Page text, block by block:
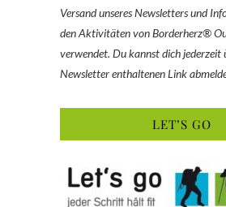
Versand unseres Newsletters und
den Aktivitäten von Borderherz®
verwendet. Du kannst dich jederzeit
Newsletter enthaltenen Link
LET’S GO